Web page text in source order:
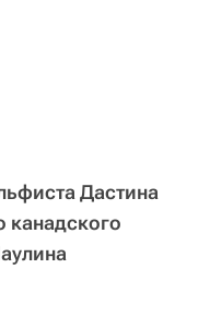
Дастина
канадского